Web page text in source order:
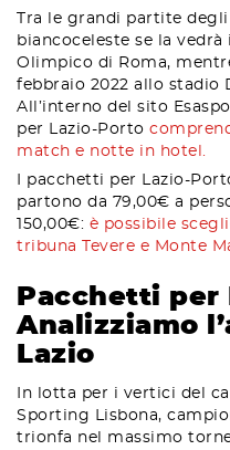
Tra le grandi partite
biancoceleste se la
Olimpico di Roma,
febbraio 2022 allo stadio
All’interno del sito
per Lazio-Porto
match e notte in hotel.
I pacchetti per Lazio-
partono da 79,00€ a
150,00€: è possibile
tribuna Tevere e Monte
Pacchetti per
Analizziamo
Lazio
In lotta per i vertici del
Sporting Lisbona,
trionfa nel massimo